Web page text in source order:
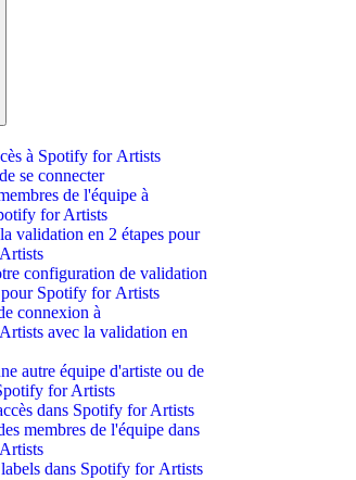
à Spotify for Artists
se connecter
de l'équipe à
for Artists
validation en 2 étapes pour
configuration de validation
pour Spotify for Artists
connexion à
avec la validation en
autre équipe d'artiste ou de
for Artists
dans Spotify for Artists
membres de l'équipe dans
dans Spotify for Artists